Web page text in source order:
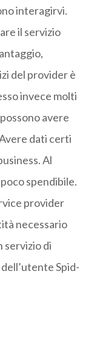
interagirvi.
il servizio
del provider è
invece molti
avere
dati certi
Al
spendibile.
provider
necessario
servizio di
Spid-